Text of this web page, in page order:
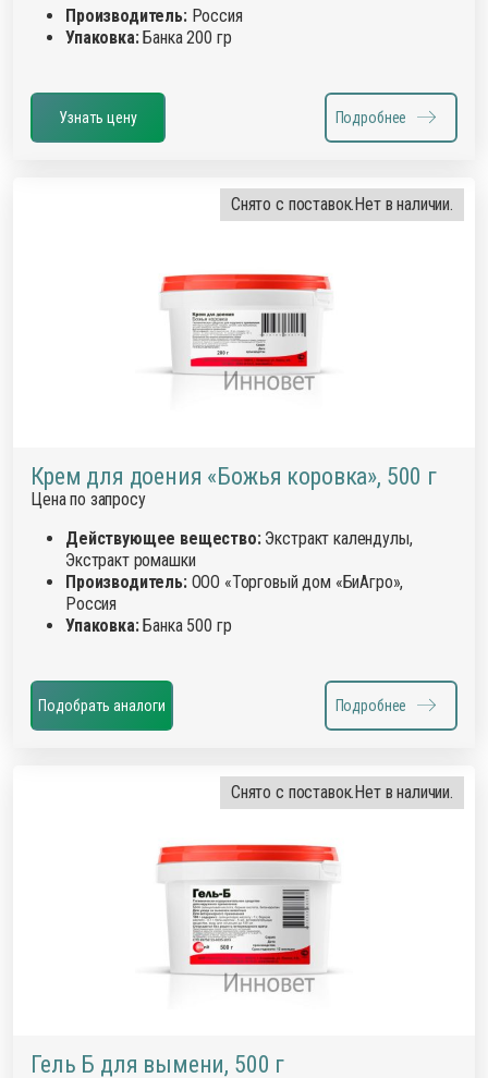
Производитель:Россия
Упаковка:Банка 200 гр
Узнать цену Подробнее
Снято с поставок.Нет в наличии.
Крем для доения «Божья коровка», 500 г
Цена по запросу
Действующее вещество:Экстракт календулы,
Экстракт ромашки
Производитель:ООО «Торговый дом «БиАгро»,
Россия
Упаковка:Банка 500 гр
Подобрать аналоги Подробнее
Снято с поставок.Нет в наличии.
Гель Б для вымени, 500 г